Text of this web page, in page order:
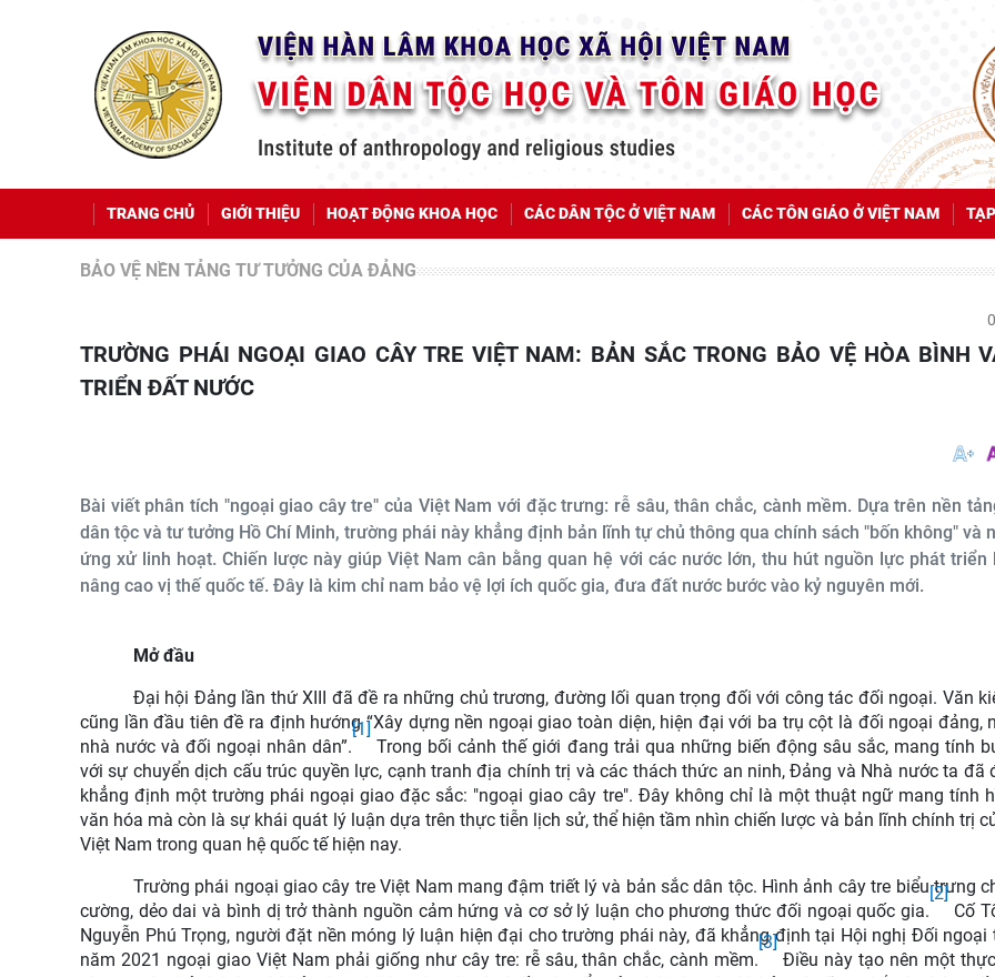
TRANG CHỦ GIỚI THIỆU HOẠT ĐỘNG KHOA HỌC CÁC DÂN TỘC Ở VIỆT NAM CÁC TÔN GIÁO Ở VIỆT NAM
BẢO VỆ NỀN TẢNG TƯ TƯỞNG CỦA ĐẢNG
TRƯỜNG PHÁI NGOẠI GIAO CÂY TRE VIỆT NAM: BẢN SẮC TRONG BẢO VỆ HÒA BÌNH VÀ PHÁT
TRIỂN ĐẤT NƯỚC
Bài viết phân tích "ngoại giao cây tre" của Việt Nam với đặc trưng: rễ sâu, thân chắc, cành mềm. Dựa trên nền
dân tộc và tư tưởng Hồ Chí Minh, trường phái này khẳng định bản lĩnh tự chủ thông qua chính sách "bốn không" và
ứng xử linh hoạt. Chiến lược này giúp Việt Nam cân bằng quan hệ với các nước lớn, thu hút nguồn lực phát triển
nâng cao vị thế quốc tế. Đây là kim chỉ nam bảo vệ lợi ích quốc gia, đưa đất nước bước vào kỷ nguyên mới.
Mở đầu
Đại hội Đảng lần thứ XIII đã đề ra những chủ trương, đường lối quan trọng đối với công tác đối ngoại. Văn
cũng lần đầu tiên đề ra định hướng “Xây dựng nền ngoại giao toàn diện, hiện đại với ba trụ cột là đối ngoại đảng,
nhà nước và đối ngoại nhân dân”.
[1]
Trong bối cảnh thế giới đang trải qua những biến động sâu sắc, mang tính
với sự chuyển dịch cấu trúc quyền lực, cạnh tranh địa chính trị và các thách thức an ninh, Đảng và Nhà nước ta đã
khẳng định một trường phái ngoại giao đặc sắc: "ngoại giao cây tre". Đây không chỉ là một thuật ngữ mang tính
văn hóa mà còn là sự khái quát lý luận dựa trên thực tiễn lịch sử, thể hiện tầm nhìn chiến lược và bản lĩnh chính trị
Việt Nam trong quan hệ quốc tế hiện nay.
Trường phái ngoại giao cây tre Việt Nam mang đậm triết lý và bản sắc dân tộc. Hình ảnh cây tre biểu trưng
cường, dẻo dai và bình dị trở thành nguồn cảm hứng và cơ sở lý luận cho phương thức đối ngoại quốc gia.
[2]
Cố
Nguyễn Phú Trọng, người đặt nền móng lý luận hiện đại cho trường phái này, đã khẳng định tại Hội nghị Đối ngoại
năm 2021 ngoại giao Việt Nam phải giống như cây tre: rễ sâu, thân chắc, cành mềm.
[3]
Điều này tạo nên một